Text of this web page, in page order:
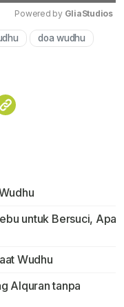
Mute
Powered by GliaStudios
doa wudhu
untuk Bersuci, Apa
Wudhu
Alquran tanpa